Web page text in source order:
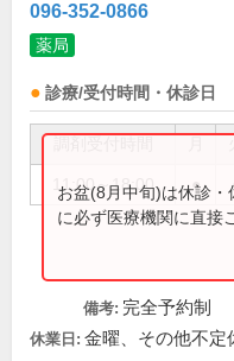
096-352-0866
薬局
診療/受付時間・休診日
11:00～18:00 ●
お盆(8月中旬)は休診
に必ず医療機関に直接
備考: 完全予約制
休業日: 金曜、その他不定